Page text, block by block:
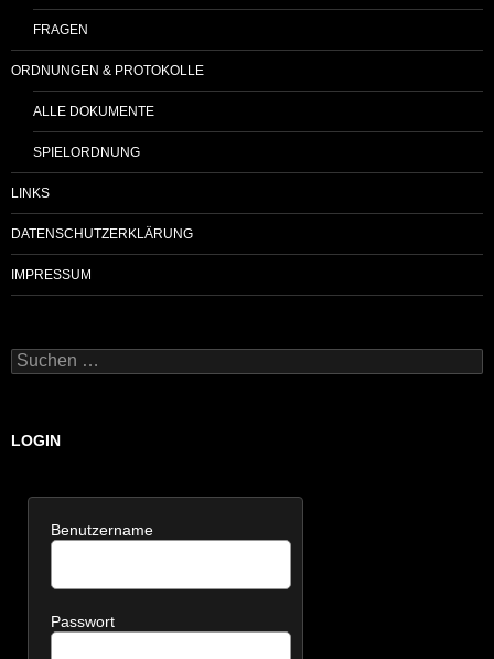
FRAGEN
ORDNUNGEN & PROTOKOLLE
ALLE DOKUMENTE
SPIELORDNUNG
LINKS
DATENSCHUTZERKLÄRUNG
IMPRESSUM
Suchen
nach:
LOGIN
Benutzername
Passwort